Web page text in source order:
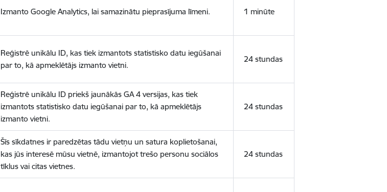
Izmanto Google Analytics, lai samazinātu pieprasījuma līmeni. 1 minūte
Reģistrē unikālu ID, kas tiek izmantots statistisko datu iegūšanai
par to, kā apmeklētājs izmanto vietni.
24 stundas
Reģistrē unikālu ID priekš jaunākās GA 4 versijas, kas tiek
izmantots statistisko datu iegūšanai par to, kā apmeklētājs
izmanto vietni.
24 stundas
Šīs sīkdatnes ir paredzētas tādu vietņu un satura koplietošanai,
kas jūs interesē mūsu vietnē, izmantojot trešo personu sociālos
tīklus vai citas vietnes.
24 stundas